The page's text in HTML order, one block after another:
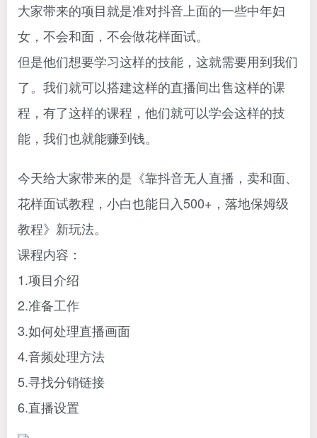
大家带来的项目就是准对抖音上面的一些中年妇
女，不会和面，不会做花样面试。
但是他们想要学习这样的技能，这就需要用到我们
了。我们就可以搭建这样的直播间出售这样的课
程，有了这样的课程，他们就可以学会这样的技
能，我们也就能赚到钱。
今天给大家带来的是《靠抖音无人直播，卖和面、
花样面试教程，小白也能日入500+，落地保姆级
教程》新玩法。
课程内容：
1.项目介绍
2.准备工作
3.如何处理直播画面
4.音频处理方法
5.寻找分销链接
6.直播设置